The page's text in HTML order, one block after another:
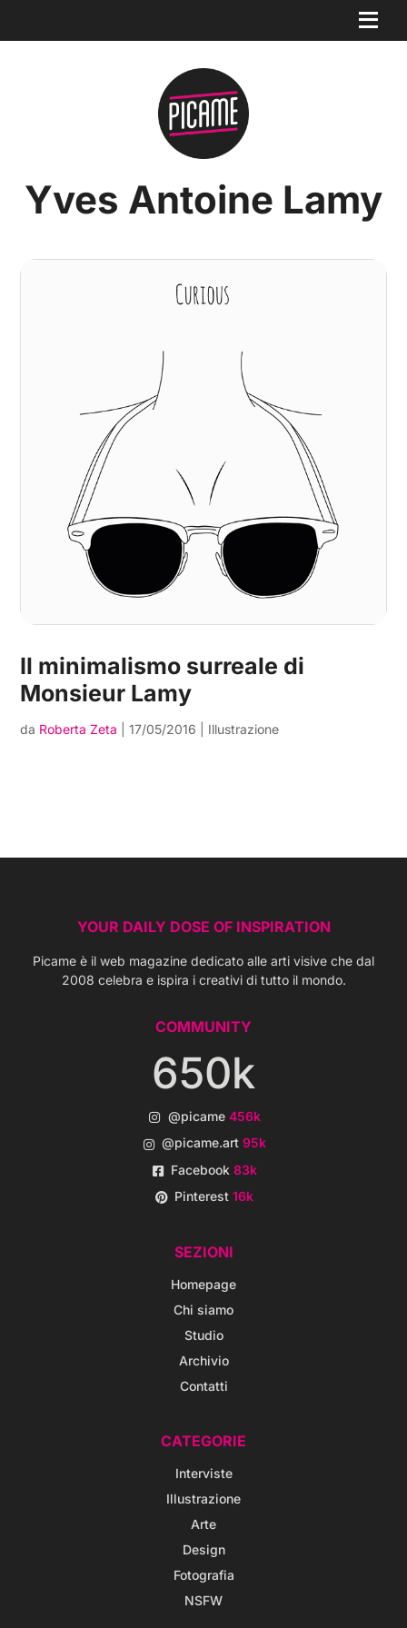
Yves Antoine Lamy
Il minimalismo surreale di
Monsieur Lamy
da Roberta Zeta |17/05/2016 Illustrazione
YOUR DAILY DOSE OF INSPIRATION
Picame è il web magazine dedicato alle arti visive che dal
2008 celebra e ispira i creativi di tutto il mondo.
COMMUNITY
650k
@picame 456k
@picame.art95k
Facebook83k
Pinterest16k
SEZIONI
Homepage
Chi siamo
Studio
Archivio
Contatti
CATEGORIE
Interviste
Illustrazione
Arte
Design
Fotografia
NSFW